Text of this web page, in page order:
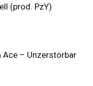
(prod. PzY)
Ace – Unzerstörbar